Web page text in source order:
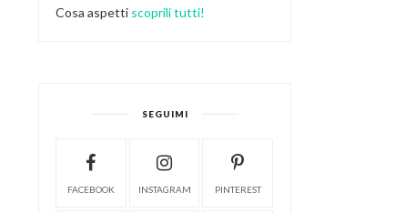
Cosa aspetti scoprili tutti!
SEGUIMI
FACEBOOK INSTAGRAM PINTEREST